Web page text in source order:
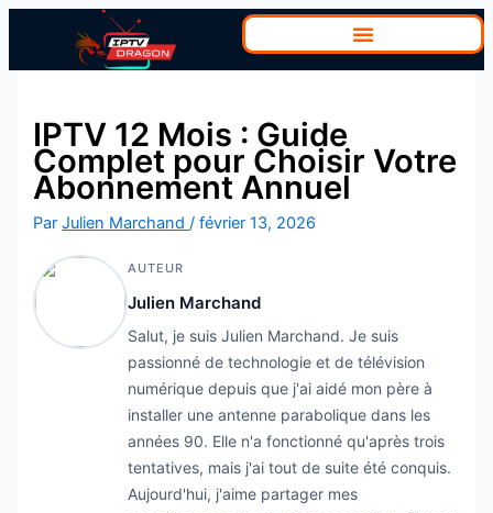
Aller
IPTV 12 Mois : Guide
Complet pour Choisir Votre
Abonnement Annuel
ParJulien Marchand /février 13, 2026
AUTEUR
Julien Marchand
Salut, je suis Julien Marchand. Je suis
passionné de technologie et de télévision
numérique depuis que j'ai aidé mon père à
installer une antenne parabolique dans les
années 90. Elle n'a fonctionné qu'après trois
tentatives, mais j'ai tout de suite été conquis.
Aujourd'hui, j'aime partager mes